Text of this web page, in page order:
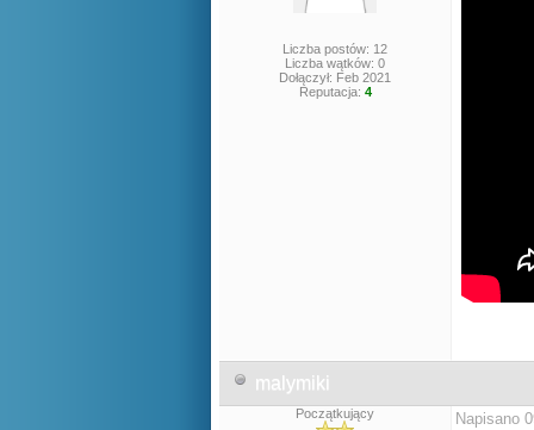
Liczba postów: 12
Liczba wątków: 0
Dołączył: Feb 2021
Reputacja: 4
malymiki
Początkujący Napisano